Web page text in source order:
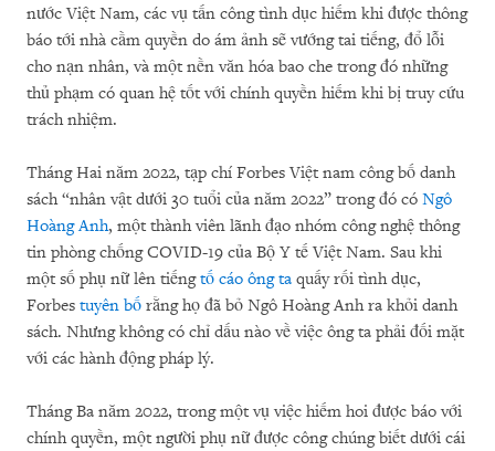
nước Việt Nam, các vụ tấn công tình dục hiếm khi được thông
báo tới nhà cầm quyền do ám ảnh sẽ vướng tai tiếng, đổ lỗi
cho nạn nhân, và một nền văn hóa bao che trong đó những
thủ phạm có quan hệ tốt với chính quyền hiếm khi bị truy cứu
trách nhiệm.
Tháng Hai năm 2022, tạp chí Forbes Việt nam công bố danh
sách “nhân vật dưới 30 tuổi của năm 2022” trong đó có Ngô
Hoàng Anh, một thành viên lãnh đạo nhóm công nghệ thông
tin phòng chống COVID-19 của Bộ Y tế Việt Nam. Sau khi
một số phụ nữ lên tiếngtố cáo ông ta quấy rối tình dục,
Forbes tuyên bố rằng họ đã bỏ Ngô Hoàng Anh ra khỏi danh
sách. Nhưng không có chỉ dấu nào về việc ông ta phải đối mặt
với các hành động pháp lý.
Tháng Ba năm 2022, trong một vụ việc hiếm hoi được báo với
chính quyền, một người phụ nữ được công chúng biết dưới cái